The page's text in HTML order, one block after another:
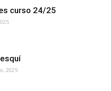
curso 24/25
2025